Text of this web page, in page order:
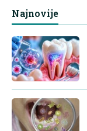
Najnovije